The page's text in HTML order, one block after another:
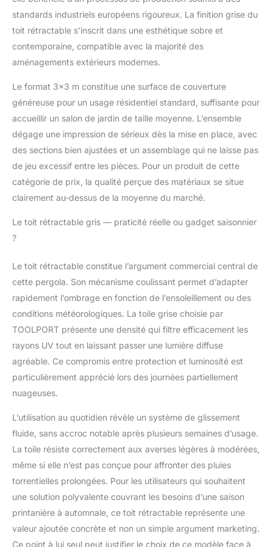
d'env. 180 g/m² avec
revêtement PU,
protection UV : 50+)
peut être retiré à l'aide
et verrouillé
magnétiquement.
fois la toile repliée, une
plaque de
polycarbonate
(résistante aux chocs,
durable, translucide)
recouvre la toile. Elle
protège la voile de la
pluie et de la saleté tout
LA LIVRAISON :
polycarbonate solide, 1
voile d'ombrage, 8
ancrages pour béton,
notice de montage
(montage avec 2
personnes env. 1,5 h)
standards industriels européens rigoureux. La finition grise du
toit rétractable s’inscrit dans une esthétique sobre et
contemporaine, compatible avec la majorité des
aménagements extérieurs modernes.
Le format 3×3 m constitue une surface de couverture
généreuse pour un usage résidentiel standard, suffisante pour
accueillir un salon de jardin de taille moyenne. L’ensemble
dégage une impression de sérieux dès la mise en place, avec
des sections bien ajustées et un assemblage qui ne laisse pas
de jeu excessif entre les pièces. Pour un produit de cette
catégorie de prix, la qualité perçue des matériaux se situe
clairement au-dessus de la moyenne du marché.
Le toit rétractable gris — praticité réelle ou gadget saisonnier
?
Le toit rétractable constitue l’argument commercial central de
cette pergola. Son mécanisme coulissant permet d’adapter
rapidement l’ombrage en fonction de l’ensoleillement ou des
conditions météorologiques. La toile grise choisie par
TOOLPORT présente une densité qui filtre efficacement les
rayons UV tout en laissant passer une lumière diffuse
agréable. Ce compromis entre protection et luminosité est
particulièrement apprécié lors des journées partiellement
nuageuses.
L’utilisation au quotidien révèle un système de glissement
fluide, sans accroc notable après plusieurs semaines d’usage.
La toile résiste correctement aux averses légères à modérées,
même si elle n’est pas conçue pour affronter des pluies
torrentielles prolongées. Pour les utilisateurs qui souhaitent
une solution polyvalente couvrant les besoins d’une saison
printanière à automnale, ce toit rétractable représente une
valeur ajoutée concrète et non un simple argument marketing.
Ce point à lui seul peut justifier le choix de ce modèle face à